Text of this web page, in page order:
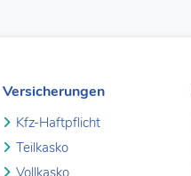
Versicherungen
Kfz-Haftpflicht
Teilkasko
Vollkasko